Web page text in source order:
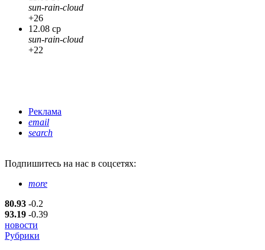
sun-rain-cloud
+26
12.08 ср
sun-rain-cloud
+22
Реклама
email
search
Подпишитесь на нас в соцсетях:
more
80.93 -0.2
93.19 -0.39
новости
Рубрики